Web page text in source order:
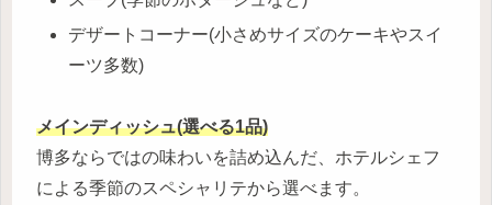
デザートコーナー(小さめサイズのケーキやスイ
ーツ多数)
メインディッシュ(選べる1品)
博多ならではの味わいを詰め込んだ、ホテルシェフ
による季節のスペシャリテから選べます。